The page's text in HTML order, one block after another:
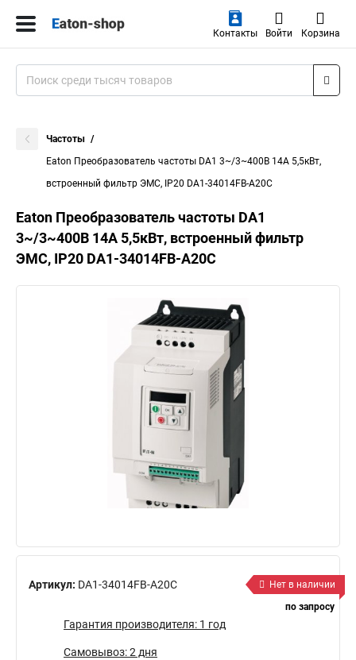
Контакты Войти Корзина
Частоты
Eaton Преобразователь частоты DA1 3~/3~400В 14A 5,5кВт,
встроенный фильтр ЭМС, IP20 DA1-34014FB-A20C
Eaton Преобразователь частоты DA1
3~/3~400В 14A 5,5кВт, встроенный фильтр
ЭМС, IP20 DA1-34014FB-A20C
Артикул: DA1-34014FB-A20C
Нет в наличии
по запросу
Гарантия производителя: 1 год
Самовывоз: 2 дня